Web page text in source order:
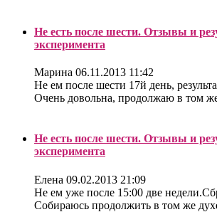
Не есть после шести. Отзывы и
эксперимента
Марина 06.11.2013 11:42
Не ем после шести 17й день,
Очень довольна, продолжаю в том
Не есть после шести. Отзывы и
эксперимента
Елена 09.02.2013 21:09
Не ем уже после 15:00 две
Собираюсь продолжить в том же